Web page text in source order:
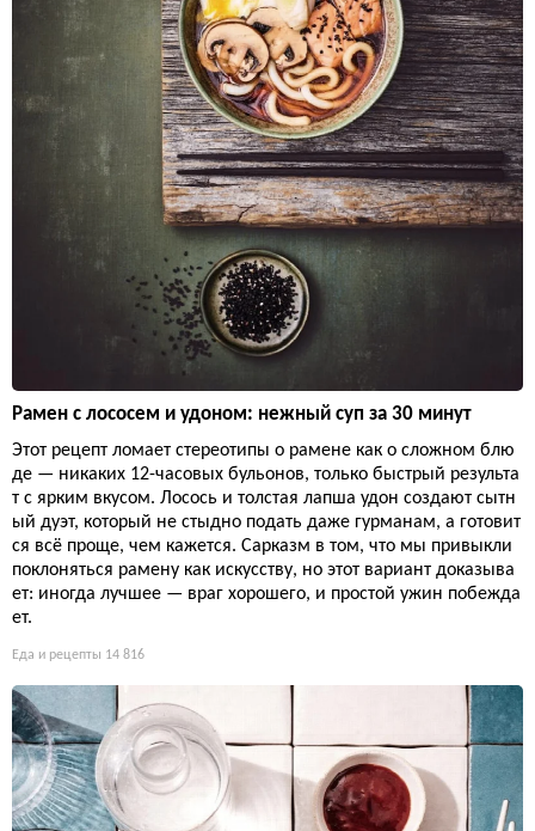
Рамен с лососем и удоном: нежный суп за 30 минут
Этот рецепт ломает стереотипы о рамене как о сложном блю
де — никаких 12-часовых бульонов, только быстрый результа
т с ярким вкусом. Лосось и толстая лапша удон создают сытн
ый дуэт, который не стыдно подать даже гурманам, а готовит
ся всё проще, чем кажется. Сарказм в том, что мы привыкли
поклоняться рамену как искусству, но этот вариант доказыва
ет: иногда лучшее — враг хорошего, и простой ужин побежда
ет.
Еда и рецепты 14 816